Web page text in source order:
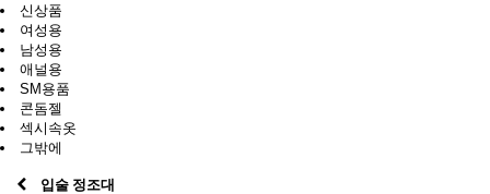
신상품
여성용
남성용
애널용
SM용품
콘돔젤
섹시속옷
그밖에
입술 정조대